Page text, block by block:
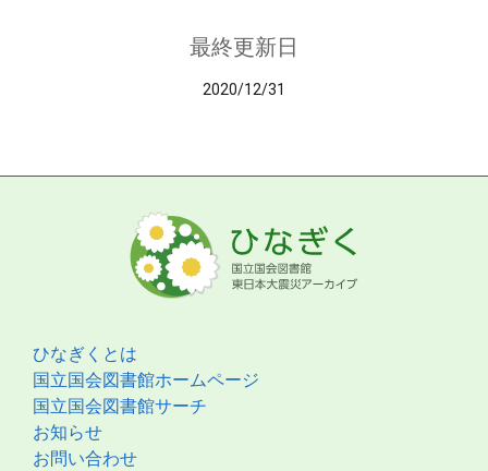
最終更新日
2020/12/31
ひなぎくとは
国立国会図書館ホームページ
国立国会図書館サーチ
お知らせ
お問い合わせ